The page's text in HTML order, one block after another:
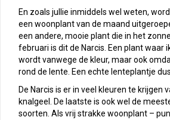
En zoals jullie inmiddels wel weten,
een woonplant van de maand
een andere, mooie plant die in het
februari is dit de Narcis. Een plant waar
wordt vanwege de kleur, maar ook
rond de lente. Een echte lenteplantje
De Narcis is er in veel kleuren te krijgen
knalgeel. De laatste is ook wel de
soorten. Als vrij strakke woonplant –